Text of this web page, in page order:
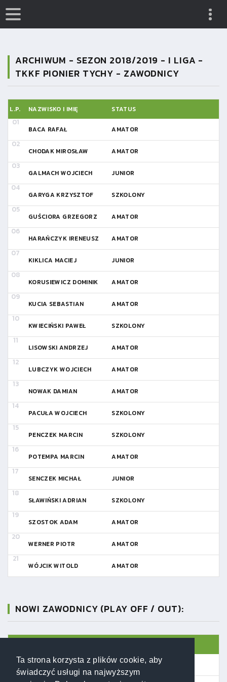
Ta strona korzysta z plików cookie, aby
świadczyć usługi na najwyższym
ARCHIWUM - SEZON 2018/2019 - I LIGA -
TKKF PIONIER TYCHY - ZAWODNICY
L.P. NAZWISKO I IMIĘ STATUS
BACA RAFAŁ AMATOR
CHODAK MIROSŁAW AMATOR
GALMACH WOJCIECH JUNIOR
GARYGA KRZYSZTOF SZKOLONY
GUŚCIORA GRZEGORZ AMATOR
HARAŃCZYK IRENEUSZ AMATOR
KIKLICA MACIEJ JUNIOR
KORUSIEWICZ DOMINIK AMATOR
KUCIA SEBASTIAN AMATOR
KWIECIŃSKI PAWEŁ SZKOLONY
LISOWSKI ANDRZEJ AMATOR
LUBCZYK WOJCIECH AMATOR
NOWAK DAMIAN AMATOR
PACUŁA WOJCIECH SZKOLONY
PENCZEK MARCIN SZKOLONY
POTEMPA MARCIN AMATOR
SENCZEK MICHAŁ JUNIOR
SŁAWIŃSKI ADRIAN SZKOLONY
SZOSTOK ADAM AMATOR
WERNER PIOTR AMATOR
WÓJCIK WITOLD AMATOR
NOWI ZAWODNICY (PLAY OFF / OUT):
KOPEĆ SEBASTIAN JUNIOR